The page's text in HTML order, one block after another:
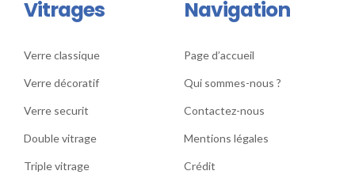
Vitrages
Verre classique
Verre décoratif
Verre securit
Double vitrage
Triple vitrage
Navigation
Page d’accueil
Qui sommes-nous ?
Contactez-nous
Mentions légales
Crédit